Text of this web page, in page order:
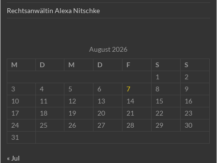
Rechtsanwältin Alexa Nitschke
August 2026
M
D M D F S
S
1
2
3
4 5 6 7 8
9
10
11 12 13 14 15
16
17
18 19 20 21 22
23
24
25 26 27 28 29
30
31
« Jul